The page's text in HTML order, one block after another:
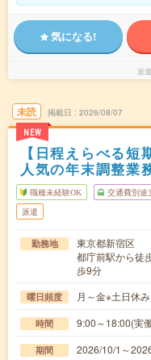
気になる!
派
未読
NEW
掲載日 2026/08/07
【日程えらべる
人気の年末調整業
職種未経験OK 交通費別途
派遣
勤務地
東京都新宿区
都庁前駅から徒
歩9分
曜日頻度 月～金※土日休み
時間 9:00～18:00(実
期間 2026/10/1～